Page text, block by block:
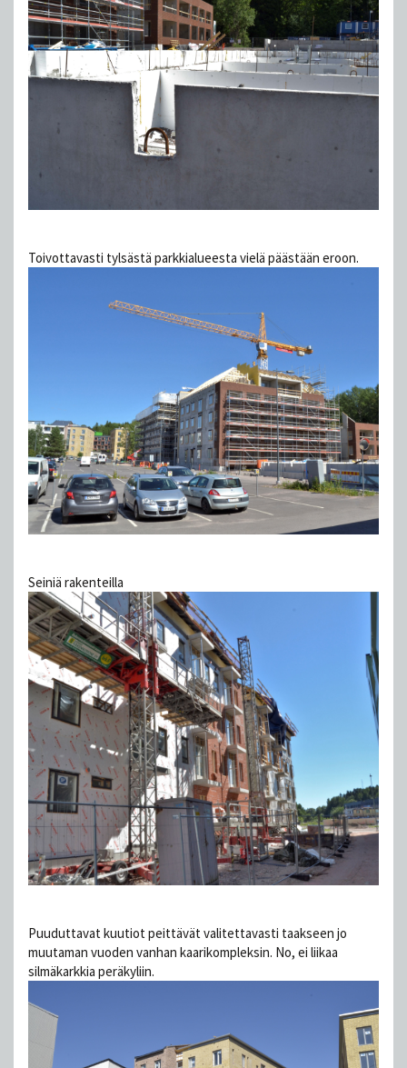
Toivottavasti tylsästä parkkialueesta vielä päästään eroon.
Seiniä rakenteilla
Puuduttavat kuutiot peittävät valitettavasti taakseen jo
muutaman vuoden vanhan kaarikompleksin. No, ei liikaa
silmäkarkkia peräkyliin.